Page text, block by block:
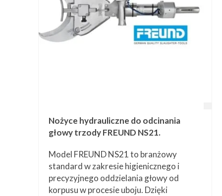
▼
Informacje
Nożyce hydrauliczne do odcinania
głowy trzody FREUND NS21.
Model FREUND NS21 to branżowy
standard w zakresie higienicznego i
precyzyjnego oddzielania głowy od
korpusu w procesie uboju. Dzięki